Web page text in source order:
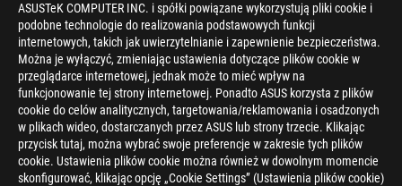
ASUSTeK COMPUTER INC. i spółki powiązane wykorzystują pliki cookie i
podobne technologie do realizowania podstawowych funkcji
internetowych, takich jak uwierzytelnianie i zapewnienie bezpieczeństwa.
Można je wyłączyć, zmieniając ustawienia dotyczące plików cookie w
przeglądarce internetowej, jednak może to mieć wpływ na
funkcjonowanie tej strony internetowej. Ponadto ASUS korzysta z plików
cookie do celów analitycznych, targetowania/reklamowania i osadzonych
w plikach wideo, dostarczanych przez ASUS lub strony trzecie. Klikając
przycisk tutaj, można wybrać swoje preferencje w zakresie tych plików
cookie. Ustawienia plików cookie można również w dowolnym momencie
skonfigurować, klikając opcję „Cookie Settings” (Ustawienia plików cookie)